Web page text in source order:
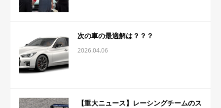
次の車の最適解は？？？
2026.04.06
【重大ニュース】レーシングチームのス